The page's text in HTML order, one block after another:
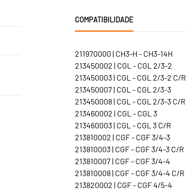
COMPATIBILIDADE
211970000 | CH3-H - CH3-14H
213450002 | CGL - CGL 2/3-2
213450003 | CGL - CGL 2/3-2 C/R
213450007 | CGL - CGL 2/3-3
213450008 | CGL - CGL 2/3-3 C/R
213460002 | CGL - CGL 3
213460003 | CGL - CGL 3 C/R
213810002 | CGF - CGF 3/4-3
213810003 | CGF - CGF 3/4-3 C/R
213810007 | CGF - CGF 3/4-4
213810008 | CGF - CGF 3/4-4 C/R
213820002 | CGF - CGF 4/5-4